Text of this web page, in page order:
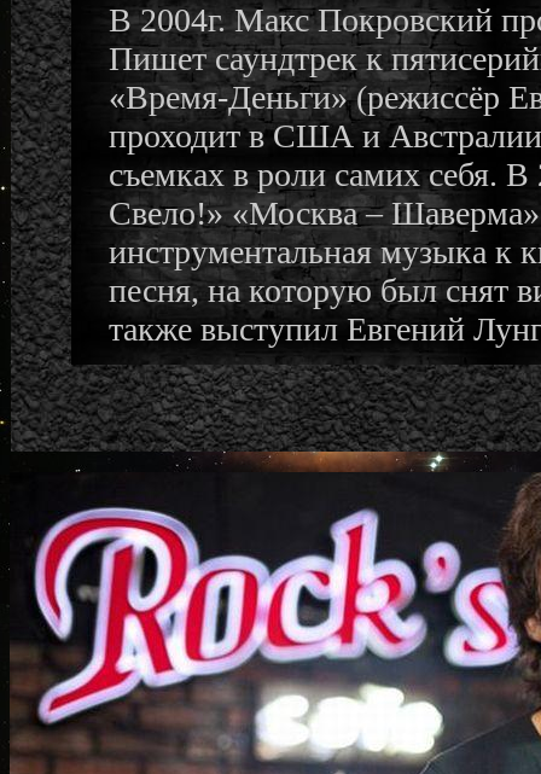
В 2004г. Макс Покровский
Пишет саундтрек к
«Время-Деньги» (режиссёр
проходит в США и
съемках в роли самих себя.
Свело!» «Москва –
инструментальная музыка к
песня, на которую был снят
также выступил Евгений